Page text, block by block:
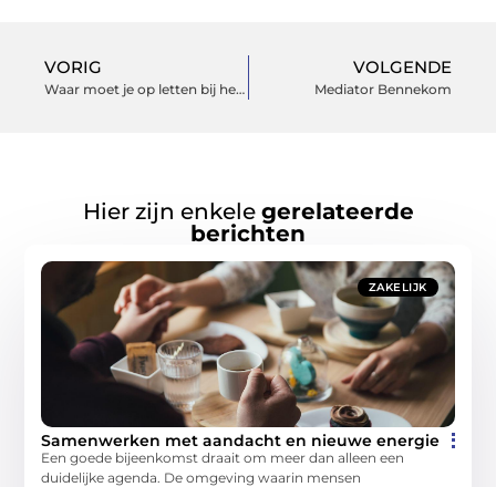
VORIG
Waar moet je op letten bij het kopen van een telefoon hoesje?
VOLGENDE
Mediator Bennekom
Hier zijn enkele gerelateerde
berichten
ZAKELIJK
Samenwerken met aandacht en nieuwe energie
Een goede bijeenkomst draait om meer dan alleen een
duidelijke agenda. De omgeving waarin mensen